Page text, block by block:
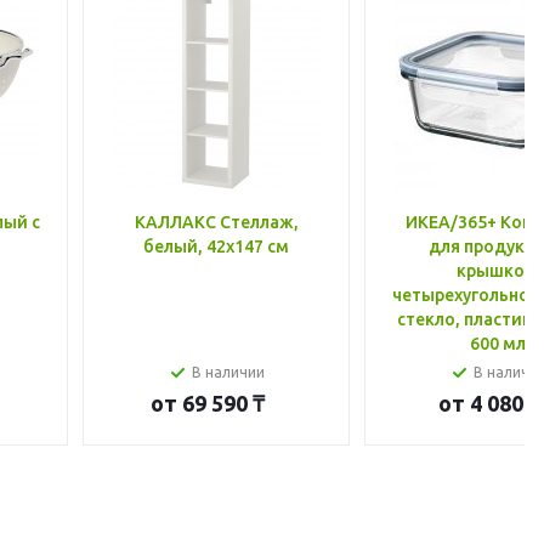
с
КАЛЛАКС Стеллаж,
белый, 42x147 см
В наличии
от 69 590 ₸
ИКЕА/365+
для
крышкой,
стекло, пластик
600 мл
В
от 4 080 ₸